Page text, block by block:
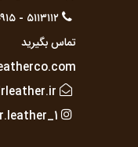
۵۱۱۳۱۱۲ - ۰۹۱۵
تماس بگیرید